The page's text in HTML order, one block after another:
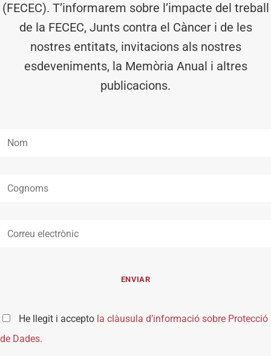
(FECEC). T’informarem sobre l’impacte del treball
de la FECEC, Junts contra el Càncer i de les
nostres entitats, invitacions als nostres
esdeveniments, la Memòria Anual i altres
publicacions.
He llegit i accepto la clàusula d’informació sobre Protecció
de Dades.